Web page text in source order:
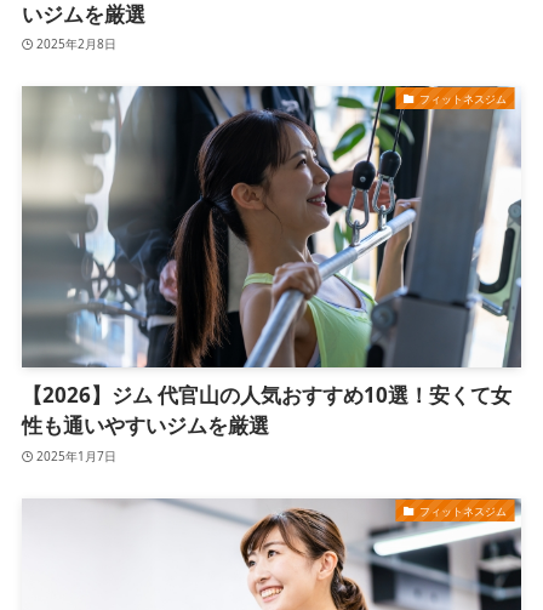
いジムを厳選
2025年2月8日
フィットネスジム
【2026】ジム 代官山の人気おすすめ10選！安くて女
性も通いやすいジムを厳選
2025年1月7日
フィットネスジム